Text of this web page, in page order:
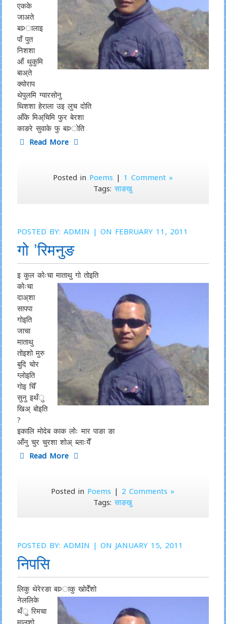
एकके
जाअते
बÞालाइ
पाँ पुत
निशशा
आँ थुकुमि
बाअ्ते
क्योराप
थेपुलमि ग्यारसोनु
थिशशा हेराला उइ लुच दोति
आँके मिअ्चिमि फुर बेरशा
काङरे सुवाके फु बÞोति
Read More
Posted in Poems | 1 Comment »
Tags:साङखु
POSTED BY: ADMIN | ON FEBRUARY 11, 2011
गो ’रिमनुङ
इ कुल कोःचा माताथु गो तोइति
कोःचा
दाअ्शा
सापपा
गोइति
जाचा
माताथु
तोइशो मुरु
बुदि चोर
ग्लोइति
गोइ चिँ
सुनु इथँु
खिअ् बोइति
?
इकालि मोदेब काक लोः मार पाङा ङा
आँनु चुर चुरशा शोअ् ब्लाःयेँ
Read More
Posted in Poems | 2 Comments »
Tags:साङखु
POSTED BY: ADMIN | ON JANUARY 15, 2011
निपसि
लिकु थेरेरङा बÞाकु खोदेँशो
नेललिके
थँु रिमचा
मालशो